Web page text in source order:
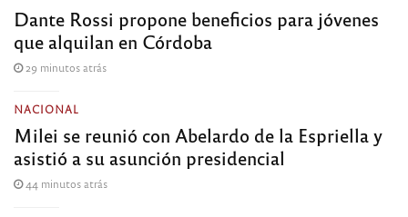
Dante Rossi propone beneficios para jóvenes
que alquilan en Córdoba
29 minutos atrás
NACIONAL
Milei se reunió con Abelardo de la Espriella y
asistió a su asunción presidencial
44 minutos atrás